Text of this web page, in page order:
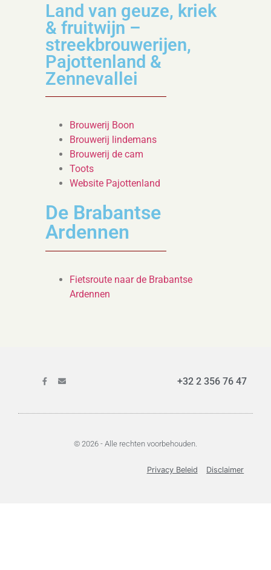
Land van geuze, kriek
& fruitwijn –
streekbrouwerijen,
Pajottenland &
Zennevallei
Brouwerij Boon
Brouwerij lindemans
Brouwerij de cam
Toots
Website Pajottenland
De Brabantse
Ardennen
Fietsroute naar de Brabantse
Ardennen
+32 2 356 76 47
© 2026 - Alle rechten voorbehouden.
Privacy Beleid Disclaimer